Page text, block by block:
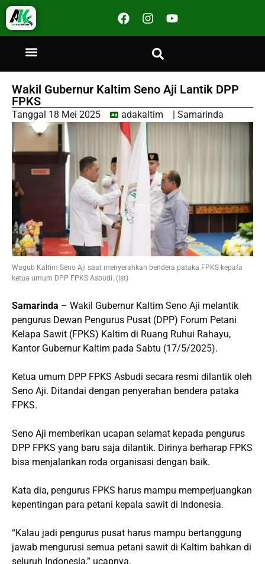
Wakil Gubernur Kaltim Seno Aji Lantik DPP
FPKS
Tanggal 18 Mei 2025 adakaltim Samarinda
Wagub Kaltim Seno Aji saat menyerahkan bendera pataka FPKS kepafa
ketua umum DPP FPKS Asbudi. (ist)
Samarinda – Wakil Gubernur Kaltim Seno Aji melantik
pengurus Dewan Pengurus Pusat (DPP) Forum Petani
Kelapa Sawit (FPKS) Kaltim di Ruang Ruhui Rahayu,
Kantor Gubernur Kaltim pada Sabtu (17/5/2025).
Ketua umum DPP FPKS Asbudi secara resmi dilantik oleh
Seno Aji. Ditandai dengan penyerahan bendera pataka
FPKS.
Seno Aji memberikan ucapan selamat kepada pengurus
DPP FPKS yang baru saja dilantik. Dirinya berharap FPKS
bisa menjalankan roda organisasi dengan baik.
Kata dia, pengurus FPKS harus mampu memperjuangkan
kepentingan para petani kepala sawit di Indonesia.
“Kalau jadi pengurus pusat harus mampu bertanggung
jawab mengurusi semua petani sawit di Kaltim bahkan di
seluruh Indonesia,” ucapnya.